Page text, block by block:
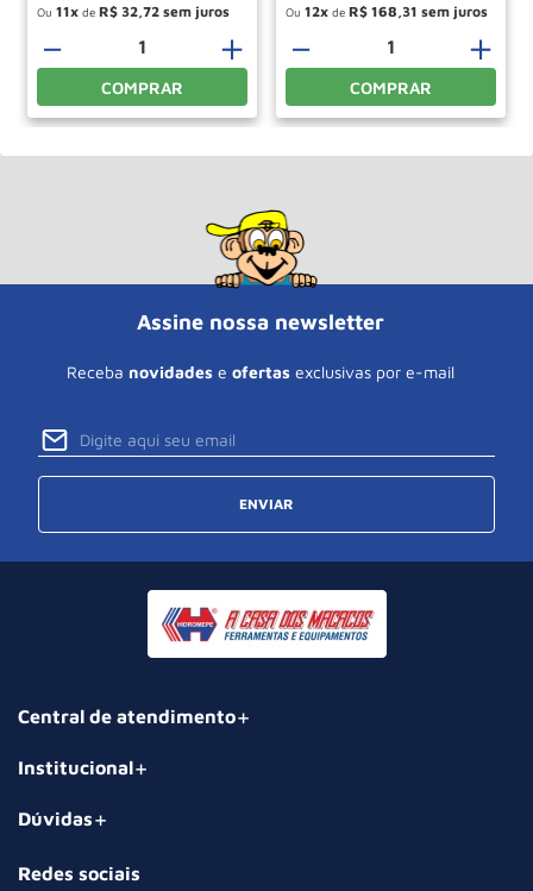
Ou 11 de R$ 32 72
＋
－
COMPRAR
Ou 12 de R$ 168 31
＋
－
COMPRAR
Assine nossa newsletter
Receba novidades e ofertas exclusivas por e-mail
ENVIAR
Central de atendimento
Institucional
Dúvidas
Redes sociais